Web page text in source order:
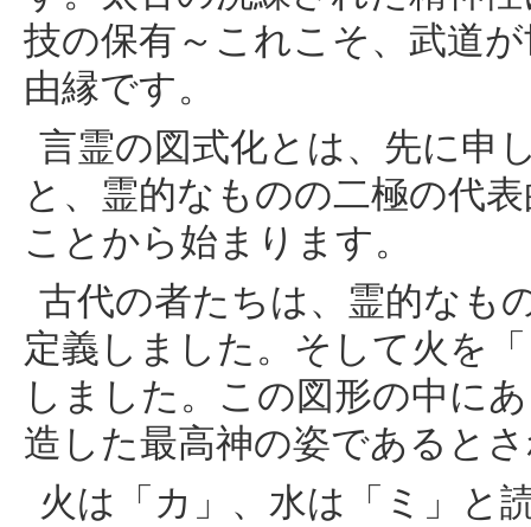
技の保有～これこそ、武道
由縁です。
言霊の図式化とは、先に申
と、霊的なものの二極の代
ことから始まります。
古代の者たちは、霊的なも
定義しました。そして火を
しました。この図形の中に
造した最高神の姿であると
火は「カ」、水は「ミ」と